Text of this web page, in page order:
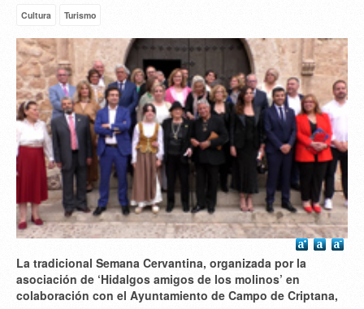
Cultura Turismo
La tradicional Semana Cervantina, organizada por la
asociación de ‘Hidalgos amigos de los molinos’ en
colaboración con el Ayuntamiento de Campo de Criptana,